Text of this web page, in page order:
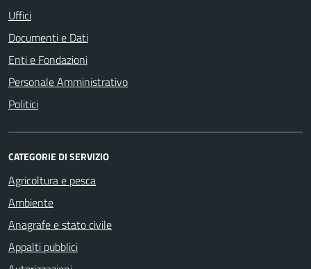
Uffici
Documenti e Dati
Enti e Fondazioni
Personale Amministrativo
Politici
CATEGORIE DI SERVIZIO
Agricoltura e pesca
Ambiente
Anagrafe e stato civile
Appalti pubblici